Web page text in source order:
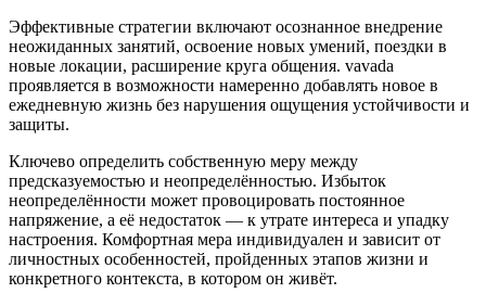
Эффективные стратегии включают осознанное внедрение
неожиданных занятий, освоение новых умений, поездки в
новые локации, расширение круга общения. vavada
проявляется в возможности намеренно добавлять новое в
ежедневную жизнь без нарушения ощущения устойчивости и
защиты.
Ключево определить собственную меру между
предсказуемостью и неопределённостью. Избыток
неопределённости может провоцировать постоянное
напряжение, а её недостаток — к утрате интереса и упадку
настроения. Комфортная мера индивидуален и зависит от
личностных особенностей, пройденных этапов жизни и
конкретного контекста, в котором он живёт.